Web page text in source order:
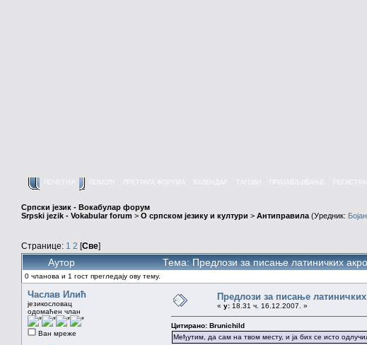
КАЛЕНДАР
Српски језик - Вокабулар форум
Srpski jezik - Vokabular forum > О српском језику и култури > Антиправила (Уредник:
Странице: 1 2 [Све]
Аутор Тема: Предлози за писање латиничких
0 чланова и 1 гост прегледају ову тему.
Часлав Илић
језикословац
одомаћен члан
Ван мреже
Предлози за писање
« у: 18.31 ч. 16.12.2007. »
Цитирано: Brunichild
Међутим, да сам на твом месту, и ја бих се исто